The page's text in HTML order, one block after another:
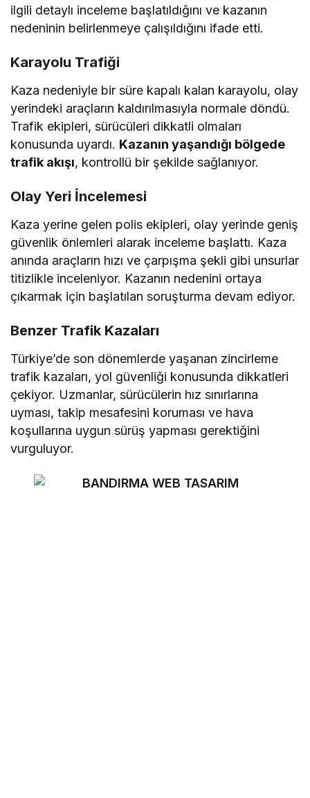
ilgili detaylı inceleme başlatıldığını ve kazanın
nedeninin belirlenmeye çalışıldığını ifade etti.
Karayolu Trafiği
Kaza nedeniyle bir süre kapalı kalan karayolu, olay
yerindeki araçların kaldırılmasıyla normale döndü.
Trafik ekipleri, sürücüleri dikkatli olmaları
konusunda uyardı. Kazanın yaşandığı bölgede
trafik akışı, kontrollü bir şekilde sağlanıyor.
Olay Yeri İncelemesi
Kaza yerine gelen polis ekipleri, olay yerinde geniş
güvenlik önlemleri alarak inceleme başlattı. Kaza
anında araçların hızı ve çarpışma şekli gibi unsurlar
titizlikle inceleniyor. Kazanın nedenini ortaya
çıkarmak için başlatılan soruşturma devam ediyor.
Benzer Trafik Kazaları
Türkiye’de son dönemlerde yaşanan zincirleme
trafik kazaları, yol güvenliği konusunda dikkatleri
çekiyor. Uzmanlar, sürücülerin hız sınırlarına
uyması, takip mesafesini koruması ve hava
koşullarına uygun sürüş yapması gerektiğini
vurguluyor.